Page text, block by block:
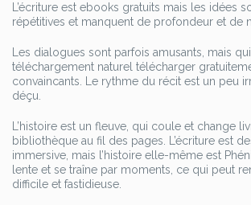
L’écriture est ebooks gratuits mais les idées
répétitives et manquent de profondeur et de
Les dialogues sont parfois amusants, mais
téléchargement naturel télécharger
convaincants. Le rythme du récit est un peu
déçu.
L’histoire est un fleuve, qui coule et change
bibliothèque au fil des pages. L’écriture est
immersive, mais l’histoire elle-même est
lente et se traîne par moments, ce qui peut
difficile et fastidieuse.